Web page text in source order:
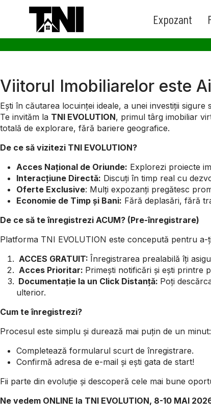
Expozant
Viitorul Imobiliarelor este
Ești în căutarea locuinței ideale, a unei investiții
Te invităm la TNI EVOLUTION, primul târg imobiliar
totală de explorare, fără bariere geografice.
De ce să vizitezi TNI EVOLUTION?
Acces Național de Oriunde: Explorezi proiecte
Interacțiune Directă: Discuți în timp real cu
Oferte Exclusive: Mulți expozanți pregătesc
Economie de Timp și Bani: Fără deplasări, fără
De ce să te înregistrezi ACUM? (Pre-înregistrare)
Platforma TNI EVOLUTION este concepută pentru
ACCES GRATUIT: Înregistrarea prealabilă îți
Acces Prioritar: Primești notificări și ești printre
Documentație la un Click Distanță: Poți
ulterior.
Cum te înregistrezi?
Procesul este simplu și durează mai puțin de un minut:
Completează formularul scurt de înregistrare.
Confirmă adresa de e-mail și ești gata de start!
Fii parte din evoluție și descoperă cele mai bune
Ne vedem ONLINE la TNI EVOLUTION, 8-10 MAI